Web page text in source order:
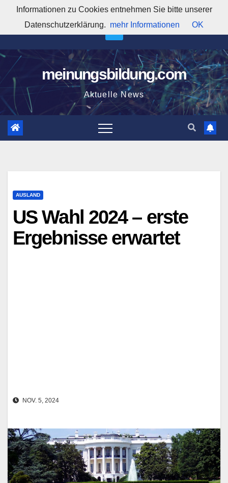
springen
12:16:00 PM
meinungsbildung.com
Aktuelle News
AUSLAND
US Wahl 2024 – erste
Ergebnisse erwartet
NOV. 5, 2024
Informationen zu Cookies entnehmen Sie bitte unserer
Datenschutzerklärung. mehr Informationen OK